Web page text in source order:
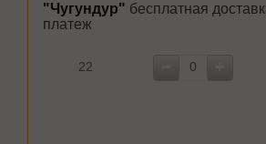
"Чугундур" бесплатная
платеж
22